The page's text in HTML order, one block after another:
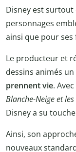
Disney est
personnages
ainsi que pour ses
Le producteur et
dessins animés un
prennent vie.
Blanche-Neige et
Disney a su
Ainsi, son
nouveaux